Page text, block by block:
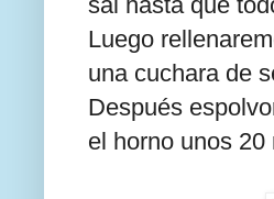
Luego
una cuchara de
Después
el horno unos 20